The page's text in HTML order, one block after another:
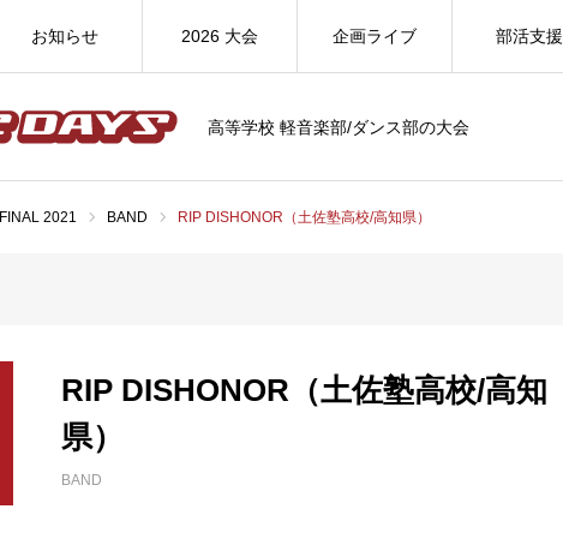
高等学校 軽音楽部/ダンス部の大会
お知らせ 2026 大会 企画ライブ 部活支援
FINAL 2021 BAND RIP DISHONOR（土佐塾高校/高知県）
RIP DISHONOR（土佐塾高校/高知
県）
BAND